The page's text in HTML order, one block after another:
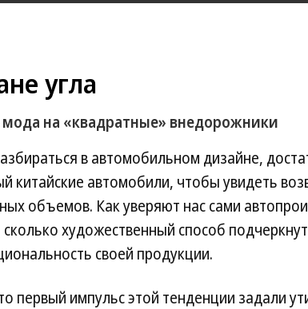
угла
мода на «квадратные» внедорожники
в автомобильном дизайне,
китайские автомобили, чтобы увидеть
объемов. Как уверяют нас сами
художественный способ
своей продукции.
первый импульс этой тенденции задали